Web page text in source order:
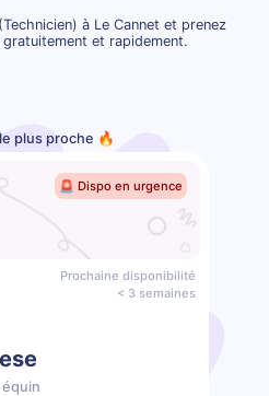
à Le Cannet et prenez
et rapidement.
plus proche 🔥
🚨 Dispo en urgence
Prochaine disponibilité
< 3 semaines